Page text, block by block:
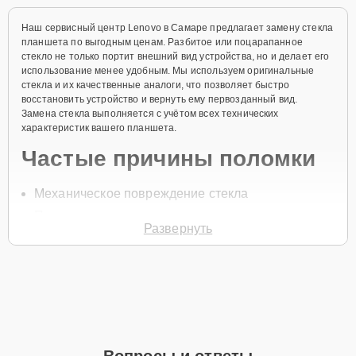
Наш сервисный центр Lenovo в Самаре предлагает замену стекла
планшета по выгодным ценам. Разбитое или поцарапанное
стекло не только портит внешний вид устройства, но и делает его
использование менее удобным. Мы используем оригинальные
стекла и их качественные аналоги, что позволяет быстро
восстановить устройство и вернуть ему первозданный вид.
Замена стекла выполняется с учётом всех технических
характеристик вашего планшета.
Частые причины поломки
Механическое повреждение стекла
Царапины на стекле
записи на диагностику и ремонт.
Развернуть